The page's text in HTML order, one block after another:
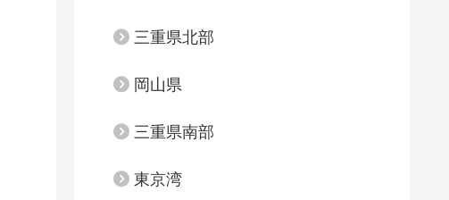
三重県北部
岡山県
三重県南部
東京湾